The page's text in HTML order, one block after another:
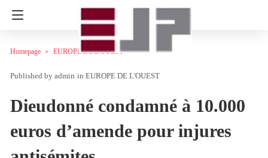
Homepage EUROPE DE L'OUEST
admin in EUROPE DE L'OUEST
Dieudonné condamné à 10.000
euros d’amende pour injures